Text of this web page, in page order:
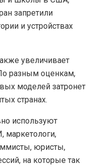
запретили
и устройствах
увеличивает
разным оценкам,
моделей затронет
странах.
используют
маркетологи,
юристы,
на которые так